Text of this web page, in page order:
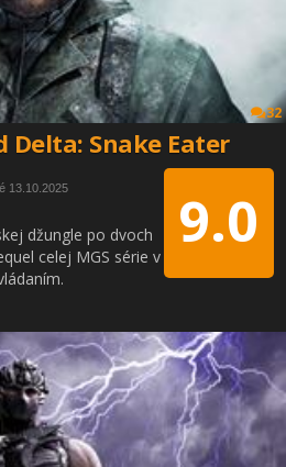
32
Delta: Snake Eater
9.0
13.10.2025
džungle po dvoch
celej MGS série v